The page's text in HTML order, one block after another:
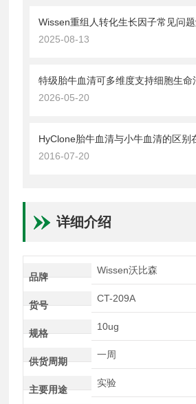
2025-08-13
特级胎牛血清可多维度支持细胞生命
2026-05-20
HyClone胎牛血清与小牛血清的区别
2016-07-20
详细介绍
品牌
Wissen沃比森
货号
CT-209A
规格
10ug
供货周期
一周
主要用途
实验